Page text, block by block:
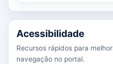
Acessibilidade
Recursos rápidos para
navegação no portal.